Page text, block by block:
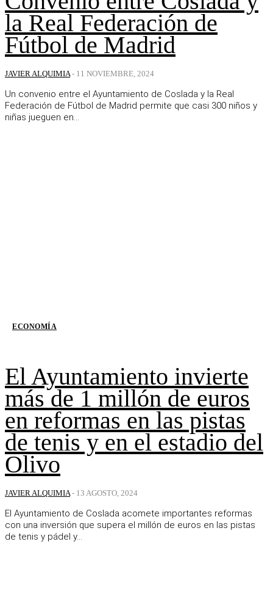
la Real Federación de
Fútbol de Madrid
JAVIER ALQUIMIA - 11 NOVIEMBRE, 2024
Un convenio entre el Ayuntamiento de Coslada y la Real
Federación de Fútbol de Madrid permite que casi 300 niños y
niñas jueguen en...
ECONOMÍA
El Ayuntamiento invierte
más de 1 millón de euros
en reformas en las pistas
de tenis y en el estadio del
Olivo
JAVIER ALQUIMIA - 13 AGOSTO, 2024
El Ayuntamiento de Coslada acomete importantes reformas
con una inversión que supera el millón de euros en las pistas
de tenis y pádel y...